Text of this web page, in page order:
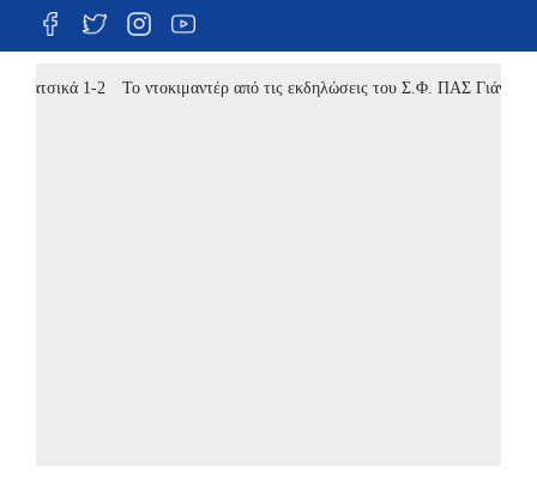
1-2 Το ντοκιμαντέρ από τις εκδηλώσεις του Σ.Φ. ΠΑΣ Γιάννινα (video)